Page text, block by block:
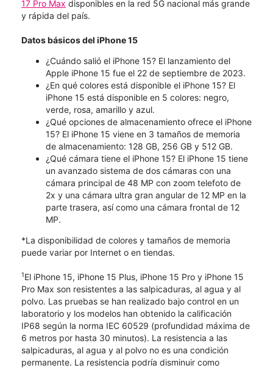
17 Pro Max disponibles en la red 5G nacional más grande
y rápida del país.
Datos básicos del iPhone 15
¿Cuándo salió el iPhone 15? El lanzamiento del
Apple iPhone 15 fue el 22 de septiembre de 2023.
¿En qué colores está disponible el iPhone 15? El
iPhone 15 está disponible en 5 colores: negro,
verde, rosa, amarillo y azul.
¿Qué opciones de almacenamiento ofrece el iPhone
15? El iPhone 15 viene en 3 tamaños de memoria
de almacenamiento: 128 GB, 256 GB y 512 GB.
¿Qué cámara tiene el iPhone 15? El iPhone 15 tiene
un avanzado sistema de dos cámaras con una
cámara principal de 48 MP con zoom telefoto de
2x y una cámara ultra gran angular de 12 MP en la
parte trasera, así como una cámara frontal de 12
MP.
*La disponibilidad de colores y tamaños de memoria
puede variar por Internet o en tiendas.
1El iPhone 15, iPhone 15 Plus, iPhone 15 Pro y iPhone 15
Pro Max son resistentes a las salpicaduras, al agua y al
polvo. Las pruebas se han realizado bajo control en un
laboratorio y los modelos han obtenido la calificación
IP68 según la norma IEC 60529 (profundidad máxima de
6 metros por hasta 30 minutos). La resistencia a las
salpicaduras, al agua y al polvo no es una condición
permanente. La resistencia podría disminuir como